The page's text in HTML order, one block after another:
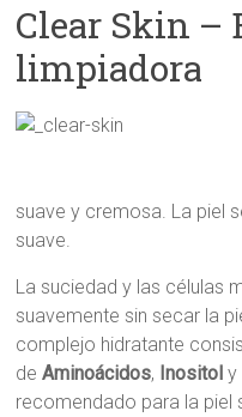
Clear Skin –
limpiadora
suave y cremosa. La piel
suave.
La suciedad y las células
suavemente sin secar la
complejo hidratante
deAminoácidos, Inositol y
recomendado para la piel